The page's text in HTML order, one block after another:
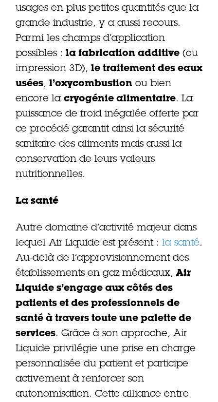
usages en plus petites quantités que la
grande industrie, y a aussi recours.
Parmi les champs d’application
possibles : la fabrication additive (ou
impression 3D), le traitement des eaux
usées, l’oxycombustion ou bien
encore la cryogénie alimentaire. La
puissance de froid inégalée offerte par
ce procédé garantit ainsi la sécurité
sanitaire des aliments mais aussi la
conservation de leurs valeurs
nutritionnelles.
La santé
Autre domaine d’activité majeur dans
lequel Air Liquide est présent : la santé.
Au-delà de l’approvisionnement des
établissements en gaz médicaux,Air
Liquide s’engage aux côtés des
patients et des professionnels de
santé à travers toute une palette de
services. Grâce à son approche, Air
Liquide privilégie une prise en charge
personnalisée du patient et participe
activement à renforcer son
autonomisation. Cette alliance entre